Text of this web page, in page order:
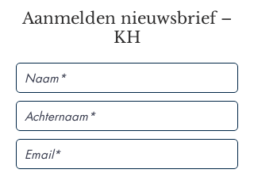
Aanmelden nieuwsbrief –
KH